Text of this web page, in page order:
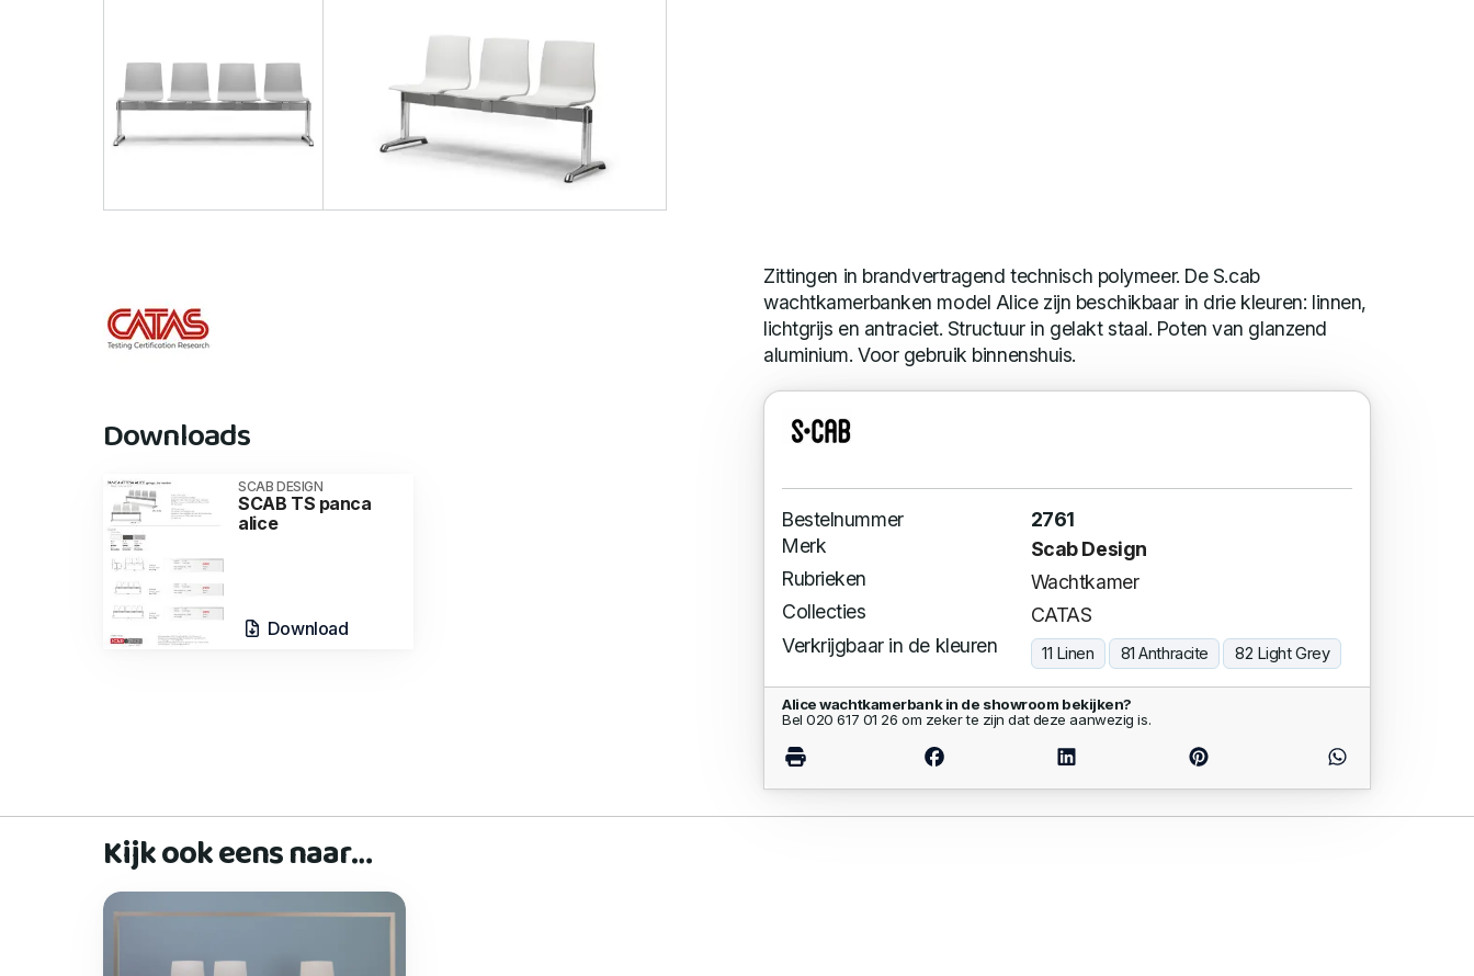
Downloads
SCAB DESIGN
SCAB TS panca
alice
Download
Zittingen in brandvertragend technisch polymeer. De S.cab
wachtkamerbanken model Alice zijn beschikbaar in drie kleuren: linnen,
lichtgrijs en antraciet. Structuur in gelakt staal. Poten van glanzend
aluminium. Voor gebruik binnenshuis.
Bestelnummer
2761
Merk
Scab Design
Rubrieken
Wachtkamer
Collecties
CATAS
Verkrijgbaar in de kleuren
11 Linen 81 Anthracite 82 Light Grey
Alice wachtkamerbank in de showroom bekijken?
Bel 020 617 01 26 om zeker te zijn dat deze aanwezig is.
Kijk ook eens naar…